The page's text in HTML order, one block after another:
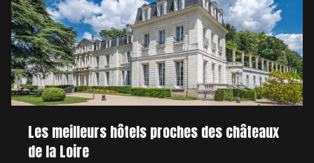
Les meilleurs hôtels proches des châteaux
de la Loire